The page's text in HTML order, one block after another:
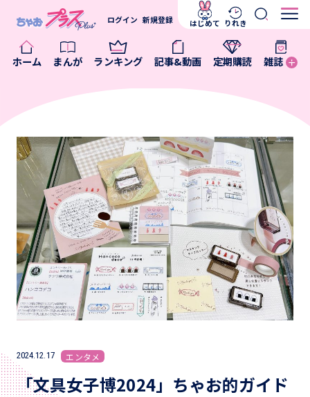
ホーム まんが ランキング 記事&動画 定期購読 雑誌
ログイン 新規登録 はじめて りれき
2024.12.17 エンタメ
「文具女子博2024」ちゃお的ガイド